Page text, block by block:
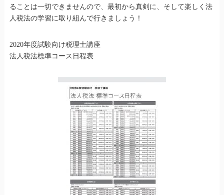
ることは一切できませんので、最初から真剣に、そして楽しく法
人税法の学習に取り組んで行きましょう！
2020年度試験向け税理士講座
法人税法標準コース日程表